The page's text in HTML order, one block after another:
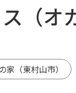
（オ
家（東村山市）